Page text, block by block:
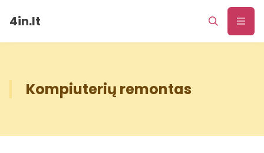
4in.lt
Kompiuterių remontas